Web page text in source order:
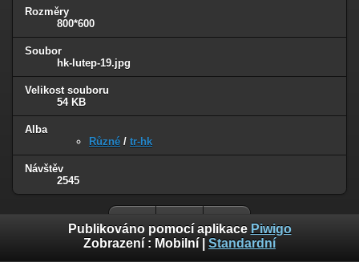
Rozměry
800*600
Soubor
hk-lutep-19.jpg
Velikost souboru
54 KB
Alba
Různé / tr-hk
Návštěv
2545
Publikováno pomocí aplikace Piwigo
Zobrazení : Mobilní Standardní